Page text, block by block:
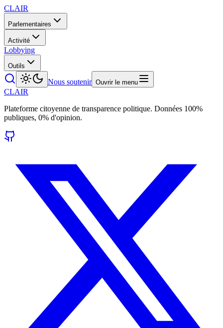
CLAIR
Parlementaires
Activité
Lobbying
Outils
Nous soutenir Ouvrir le menu
CLAIR
Plateforme citoyenne de transparence politique. Données 100%
publiques, 0% d'opinion.